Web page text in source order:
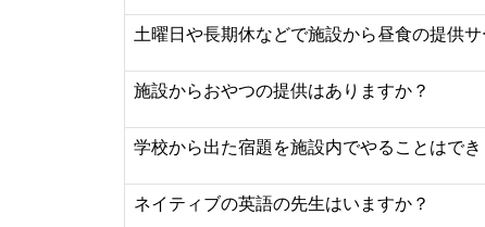
土曜日や長期休などで施設から昼食の提供
施設からおやつの提供はありますか？
学校から出た宿題を施設内でやることはでき
ネイティブの英語の先生はいますか？